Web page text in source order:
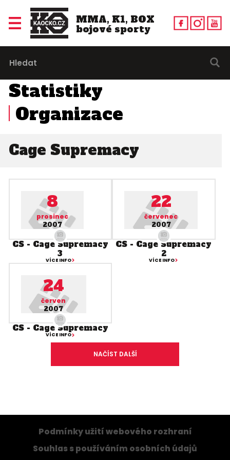
MMA, K1, BOX
bojové sporty
Statistiky
Organizace
Cage Supremacy
8
prosinec
2007
CS - Cage Supremacy
3
VÍCE INFO
22
červenec
2007
CS - Cage Supremacy
2
VÍCE INFO
24
červen
2007
CS - Cage Supremacy
VÍCE INFO
NAČÍST DALŠÍ
Podmínky užití webového rozhraní
Souhlas s používáním osobních údajů